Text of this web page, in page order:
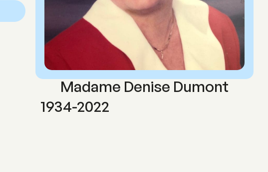
Madame Denise Dumont
1934-2022